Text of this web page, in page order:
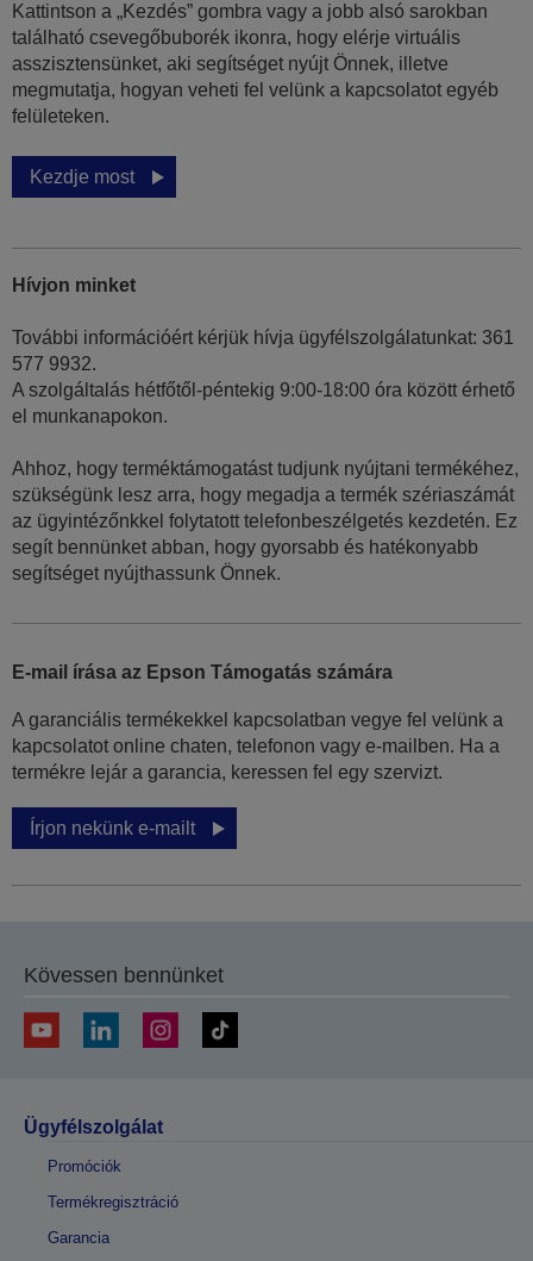
Kattintson a „Kezdés” gombra vagy a jobb alsó sarokban
található csevegőbuborék ikonra, hogy elérje virtuális
asszisztensünket, aki segítséget nyújt Önnek, illetve
megmutatja, hogyan veheti fel velünk a kapcsolatot egyéb
felületeken.
Kezdje most
Hívjon minket
További információért kérjük hívja ügyfélszolgálatunkat: 361
577 9932.
A szolgáltalás hétfőtől-péntekig 9:00-18:00 óra között érhető
el munkanapokon.
Ahhoz, hogy terméktámogatást tudjunk nyújtani termékéhez,
szükségünk lesz arra, hogy megadja a termék szériaszámát
az ügyintézőnkkel folytatott telefonbeszélgetés kezdetén. Ez
segít bennünket abban, hogy gyorsabb és hatékonyabb
segítséget nyújthassunk Önnek.
E-mail írása az Epson Támogatás számára
A garanciális termékekkel kapcsolatban vegye fel velünk a
kapcsolatot online chaten, telefonon vagy e-mailben. Ha a
termékre lejár a garancia, keressen fel egy szervizt.
Írjon nekünk e-mailt
Kövessen bennünket
Ügyfélszolgálat
Promóciók
Termékregisztráció
Garancia